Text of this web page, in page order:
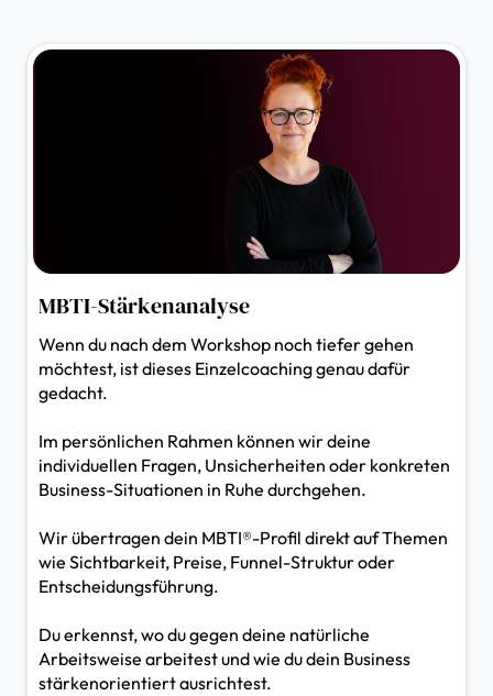
MBTI-Stärkenanalyse
Wenn du nach dem Workshop noch tiefer gehen
möchtest, ist dieses Einzelcoaching genau dafür
gedacht.
Im persönlichen Rahmen können wir deine
individuellen Fragen, Unsicherheiten oder konkreten
Business-Situationen in Ruhe durchgehen.
Wir übertragen dein MBTI®-Profil direkt auf Themen
wie Sichtbarkeit, Preise, Funnel-Struktur oder
Entscheidungsführung.
Du erkennst, wo du gegen deine natürliche
Arbeitsweise arbeitest und wie du dein Business
stärkenorientiert ausrichtest.